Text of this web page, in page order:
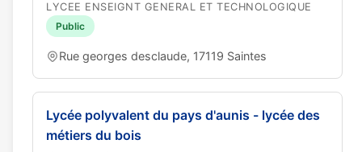
LYCEE ENSEIGNT GENERAL ET TECHNOLOGIQUE
Public
Rue georges desclaude, 17119 Saintes
Lycée polyvalent du pays d'aunis - lycée des
métiers du bois